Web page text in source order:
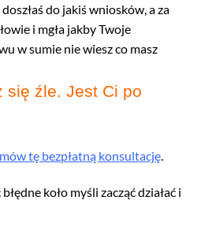
do jakiś wniosków, a za
i mgła jakby Twoje
w sumie nie wiesz co masz
się źle. Jest Ci po
tę bezpłatną konsultację.
koło myśli zacząć działać i